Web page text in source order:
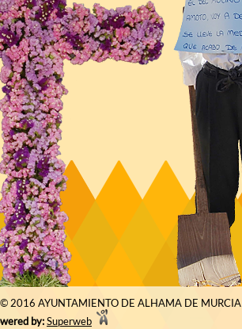
© 2016 AYUNTAMIENTO DE ALHAMA DE MURCIA
by:Superweb